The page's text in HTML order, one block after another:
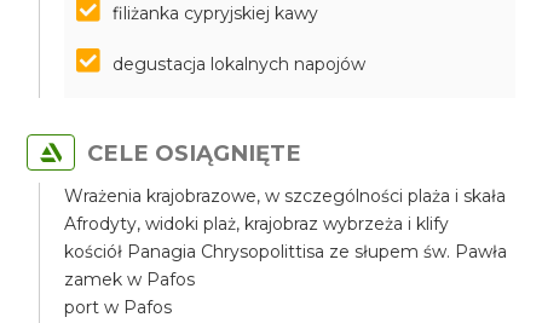
filiżanka cypryjskiej kawy
degustacja lokalnych napojów
CELE OSIĄGNIĘTE
Wrażenia krajobrazowe, w szczególności plaża i skała
Afrodyty, widoki plaż, krajobraz wybrzeża i klify
kościół Panagia Chrysopolittisa ze słupem św. Pawła
zamek w Pafos
port w Pafos